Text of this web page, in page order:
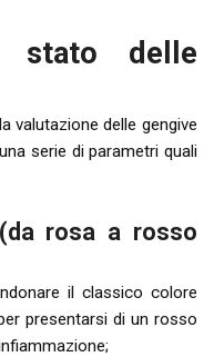
stato delle
valutazione delle gengive
serie di parametri quali
rosa a rosso
il classico colore
presentarsi di un rosso